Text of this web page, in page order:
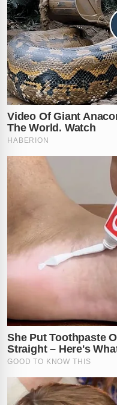
adicionando um
Flamengo.